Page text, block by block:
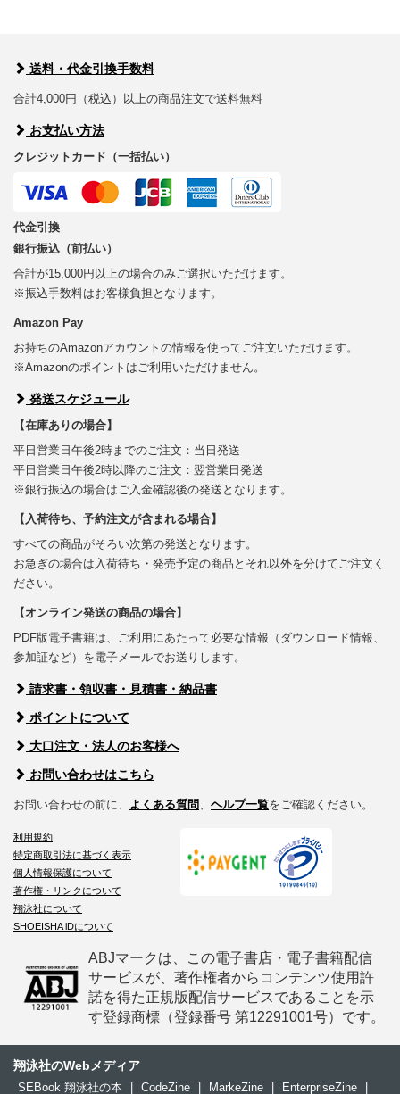
送料・代金引換手数料
合計4,000円（税込）以上の商品注文で送料無料
お支払い方法
クレジットカード（一括払い）
代金引換
銀行振込（前払い）
合計が15,000円以上の場合のみご選択いただけます。
※振込手数料はお客様負担となります。
Amazon Pay
お持ちのAmazonアカウントの情報を使ってご注文いただけます。
※Amazonのポイントはご利用いただけません。
発送スケジュール
【在庫ありの場合】
平日営業日午後2時までのご注文：当日発送
平日営業日午後2時以降のご注文：翌営業日発送
※銀行振込の場合はご入金確認後の発送となります。
【入荷待ち、予約注文が含まれる場合】
すべての商品がそろい次第の発送となります。
お急ぎの場合は入荷待ち・発売予定の商品とそれ以外を分けてご注文く
ださい。
【オンライン発送の商品の場合】
PDF版電子書籍は、ご利用にあたって必要な情報（ダウンロード情報、
参加証など）を電子メールでお送りします。
請求書・領収書・見積書・納品書
ポイントについて
大口注文・法人のお客様へ
お問い合わせはこちら
お問い合わせの前に、 よくある質問、 ヘルプ一覧をご確認ください。
利用規約
特定商取引法に基づく表示
個人情報保護について
著作権・リンクについて
翔泳社について
SHOEISHA iDについて
ABJマークは、この電子書店・電子書籍配信
サービスが、著作権者からコンテンツ使用許
諾を得た正規版配信サービスであることを示
す登録商標（登録番号 第12291001号）です。
翔泳社のWebメディア
SEBook 翔泳社の本 CodeZine MarkeZine EnterpriseZine